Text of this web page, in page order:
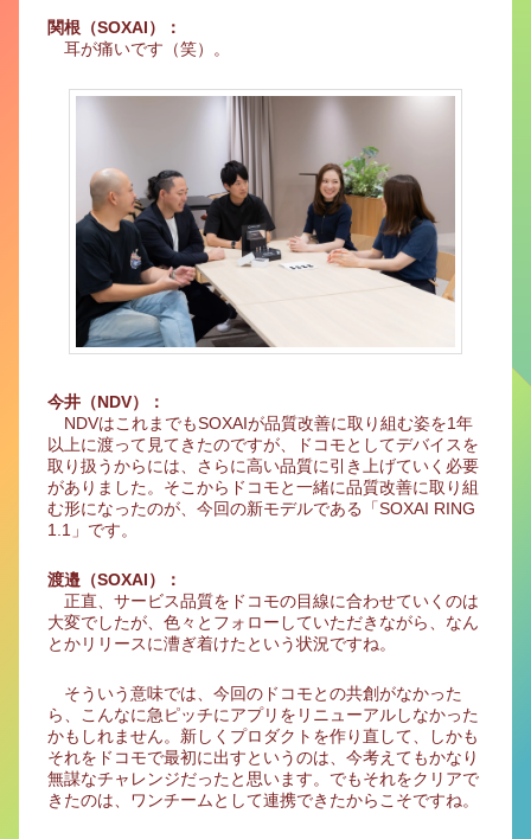
関根（SOXAI）：
耳が痛いです（笑）。
今井（NDV）：
NDVはこれまでもSOXAIが品質改善に取り組む姿を1年
以上に渡って見てきたのですが、ドコモとしてデバイスを
取り扱うからには、さらに高い品質に引き上げていく必要
がありました。そこからドコモと一緒に品質改善に取り組
む形になったのが、今回の新モデルである「SOXAI RING
1.1」です。
渡邉（SOXAI）：
正直、サービス品質をドコモの目線に合わせていくのは
大変でしたが、色々とフォローしていただきながら、なん
とかリリースに漕ぎ着けたという状況ですね。
そういう意味では、今回のドコモとの共創がなかった
ら、こんなに急ピッチにアプリをリニューアルしなかった
かもしれません。新しくプロダクトを作り直して、しかも
それをドコモで最初に出すというのは、今考えてもかなり
無謀なチャレンジだったと思います。でもそれをクリアで
きたのは、ワンチームとして連携できたからこそですね。